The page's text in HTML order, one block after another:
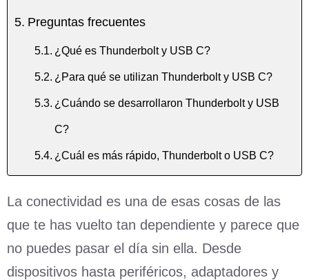
Preguntas frecuentes
¿Qué es Thunderbolt y USB C?
¿Para qué se utilizan Thunderbolt y USB C?
¿Cuándo se desarrollaron Thunderbolt y USB
C?
¿Cuál es más rápido, Thunderbolt o USB C?
La conectividad es una de esas cosas de las
que te has vuelto tan dependiente y parece que
no puedes pasar el día sin ella. Desde
dispositivos hasta periféricos, adaptadores y